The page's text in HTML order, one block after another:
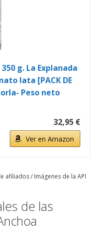
g. La Explanada
lata [PACK DE
Peso neto
32,95 €
Ver en Amazon
afiliados / Imágenes de la API
de las